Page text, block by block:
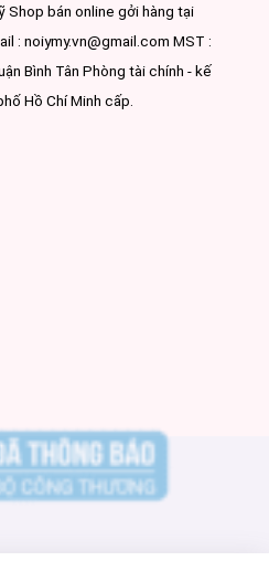
Shop bán online gởi hàng tại
: noiymy.vn@gmail.com MST :
Bình Tân Phòng tài chính - kế
Hồ Chí Minh cấp.